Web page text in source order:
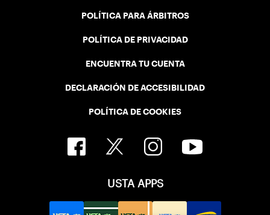
POLÍTICA PARA ÁRBITROS
POLÍTICA DE PRIVACIDAD
ENCUENTRA TU CUENTA
DECLARACIÓN DE ACCESIBILIDAD
POLÍTICA DE COOKIES
USTA APPS